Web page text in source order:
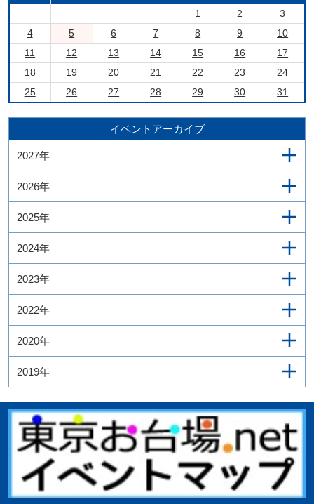
1
2
3
4
5 6 7 8 9
10
11
12 13 14 15 16
17
18
19 20 21 22 23
24
25
26 27 28 29 30 31
イベントアーカイブ
2027年
2026年
2025年
2024年
2023年
2022年
2020年
2019年